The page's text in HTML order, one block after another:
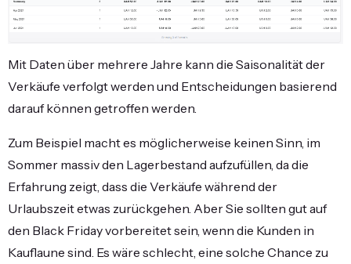
Mit Daten über mehrere Jahre kann die Saisonalität der
Verkäufe verfolgt werden und Entscheidungen basierend
darauf können getroffen werden.
Zum Beispiel macht es möglicherweise keinen Sinn, im
Sommer massiv den Lagerbestand aufzufüllen, da die
Erfahrung zeigt, dass die Verkäufe während der
Urlaubszeit etwas zurückgehen. Aber Sie sollten gut auf
den Black Friday vorbereitet sein, wenn die Kunden in
Kauflaune sind. Es wäre schlecht, eine solche Chance zu